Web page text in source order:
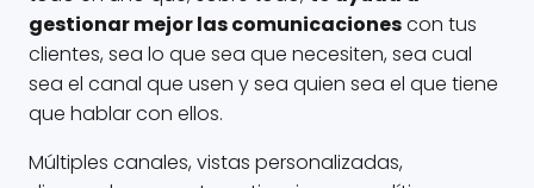
gestionar mejor las comunicacionescon tus
clientes, sea lo que sea que necesiten, sea cual
sea el canal que usen y sea quien sea el que tiene
que hablar con ellos.
Múltiples canales, vistas personalizadas,